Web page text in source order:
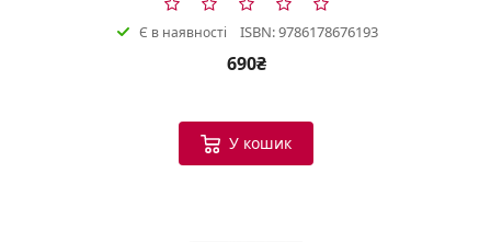
Є в наявності ISBN: 9786178676193
690₴
У кошик